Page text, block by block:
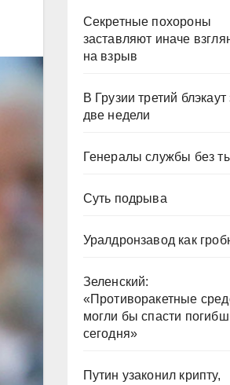
Секретные похороны
заставляют иначе
на взрыв
В Грузии третий блэкаут
две недели
Генералы службы без
Суть подрыва
Уралдронзавод как
Зеленский:
«Противоракетные
могли бы спасти
сегодня»
Путин узаконил крипту,